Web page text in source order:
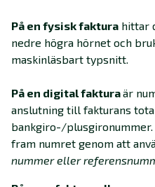
På en fysisk faktura hittar
nedre högra hörnet och
maskinläsbart typsnitt.
På en digital fakturaär
anslutning till fakturans
bankgiro-/plusgironummer.
fram numret genom att
nummer eller